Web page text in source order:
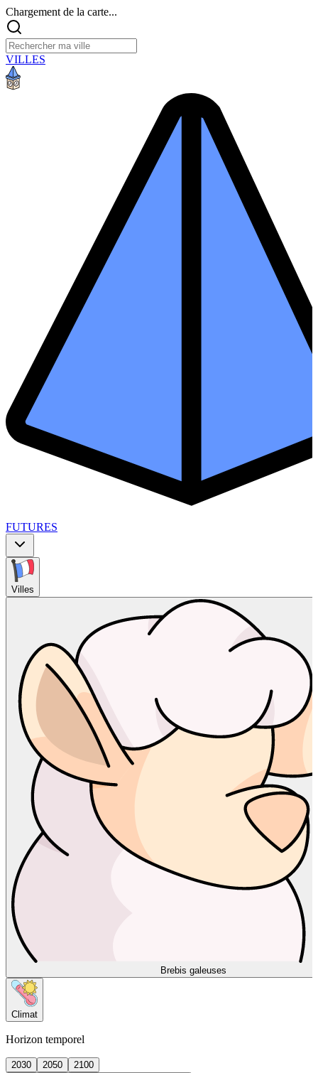
Chargement de la carte...
VILLES
FUTURES
Villes
Brebis galeuses
Climat
Horizon temporel
2030 2050
2100